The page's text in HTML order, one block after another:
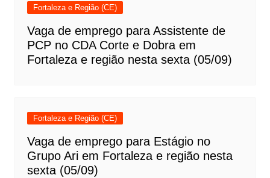
Fortaleza e Região (CE)
Vaga de emprego para Assistente de
PCP no CDA Corte e Dobra em
Fortaleza e região nesta sexta (05/09)
Fortaleza e Região (CE)
Vaga de emprego para Estágio no
Grupo Ari em Fortaleza e região nesta
sexta (05/09)